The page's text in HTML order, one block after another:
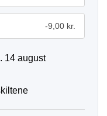
-9,00 kr.
14 august